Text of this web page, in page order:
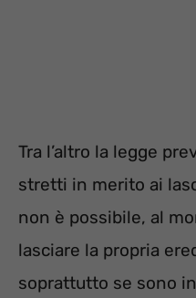
Tra l’altro la legge
stretti in merito ai
non è possibile, al
lasciare la propria
soprattutto se sono